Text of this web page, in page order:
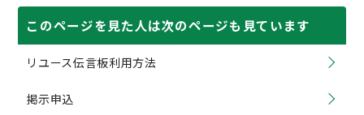
このページを見た人は次のページも見ています
リユース伝言板利用方法
掲示申込